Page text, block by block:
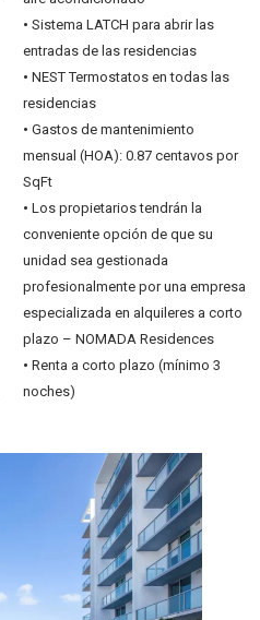
• Sistema LATCH para abrir las
entradas de las residencias
• NEST Termostatos en todas las
residencias
• Gastos de mantenimiento
mensual (HOA): 0.87 centavos por
SqFt
• Los propietarios tendrán la
conveniente opción de que su
unidad sea gestionada
profesionalmente por una empresa
especializada en alquileres a corto
plazo – NOMADA Residences
• Renta a corto plazo (mínimo 3
noches)